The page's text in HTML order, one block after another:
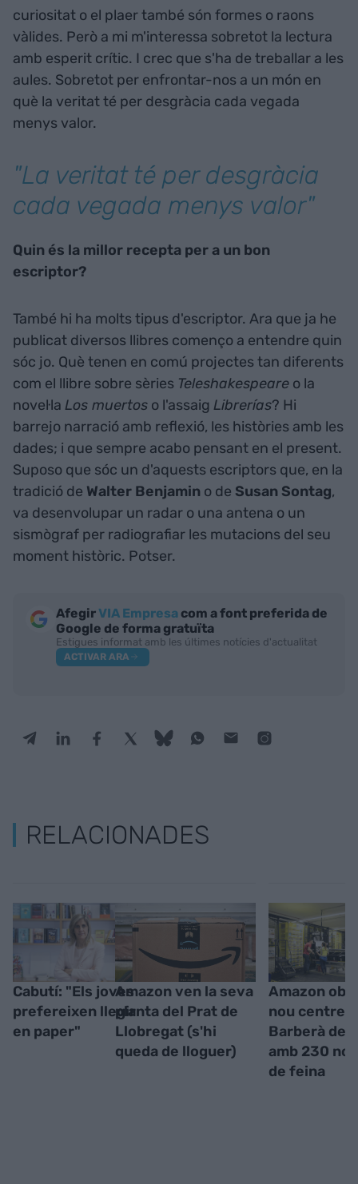
curiositat o el plaer també són formes o raons
vàlides. Però a mi m'interessa sobretot la lectura
amb esperit crític. I crec que s'ha de treballar a les
aules. Sobretot per enfrontar-nos a un món en
què la veritat té per desgràcia cada vegada
menys valor.
"La veritat té per desgràcia
cada vegada menys valor"
Quin és la millor recepta per a un bon
escriptor?
També hi ha molts tipus d'escriptor. Ara que ja he
publicat diversos llibres començo a entendre quin
sóc jo. Què tenen en comú projectes tan diferents
com el llibre sobre sèries Teleshakespeare o la
novel·la Los muertos o l'assaig Librerías? Hi
barrejo narració amb reflexió, les històries amb les
dades; i que sempre acabo pensant en el present.
Suposo que sóc un d'aquests escriptors que, en la
tradició de Walter Benjamin o de Susan Sontag,
va desenvolupar un radar o una antena o un
sismògraf per radiografiar les mutacions del seu
moment històric. Potser.
AfegirVIA Empresa com a font preferida de
Google de forma gratuïta
Estigues informat amb les últimes notícies d'actualitat
ACTIVAR ARA
RELACIONADES
Cabutí: "Els joves
prefereixen llegir
en paper"
Amazon ven la seva
planta del Prat de
Llobregat (s'hi
queda de lloguer)
Amazon
nou centre a
Barberà del
amb 230
de feina